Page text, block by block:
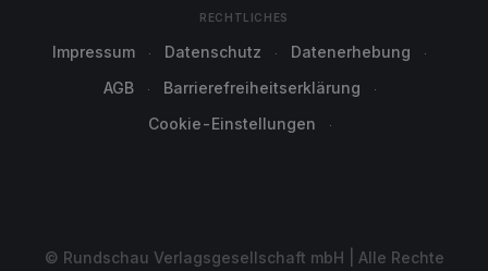
RECHTLICHES
Impressum Datenschutz
Datenerhebung
AGB
Barrierefreiheitserklärung
Cookie-Einstellungen
© Rundschau Verlagsgesellschaft mbH | Alle Rechte